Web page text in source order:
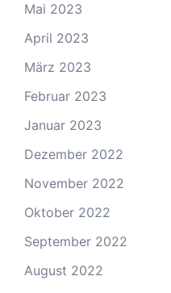
Mai 2023
April 2023
März 2023
Februar 2023
Januar 2023
Dezember 2022
November 2022
Oktober 2022
September 2022
August 2022